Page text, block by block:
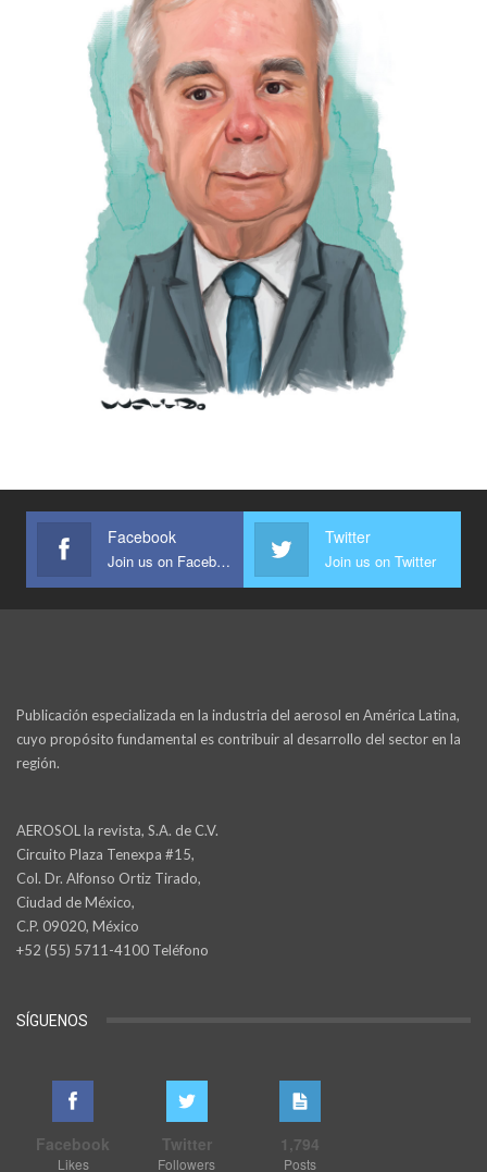
Facebook
Join us on Facebook
Twitter
Join us on Twitter
Publicación especializada en la industria del aerosol en América Latina,
cuyo propósito fundamental es contribuir al desarrollo del sector en la
región.
AEROSOL la revista, S.A. de C.V.
Circuito Plaza Tenexpa #15,
Col. Dr. Alfonso Ortiz Tirado,
Ciudad de México,
C.P. 09020, México
+52 (55) 5711-4100 Teléfono
SÍGUENOS
Facebook
Likes
Twitter
Followers
1,794
Posts